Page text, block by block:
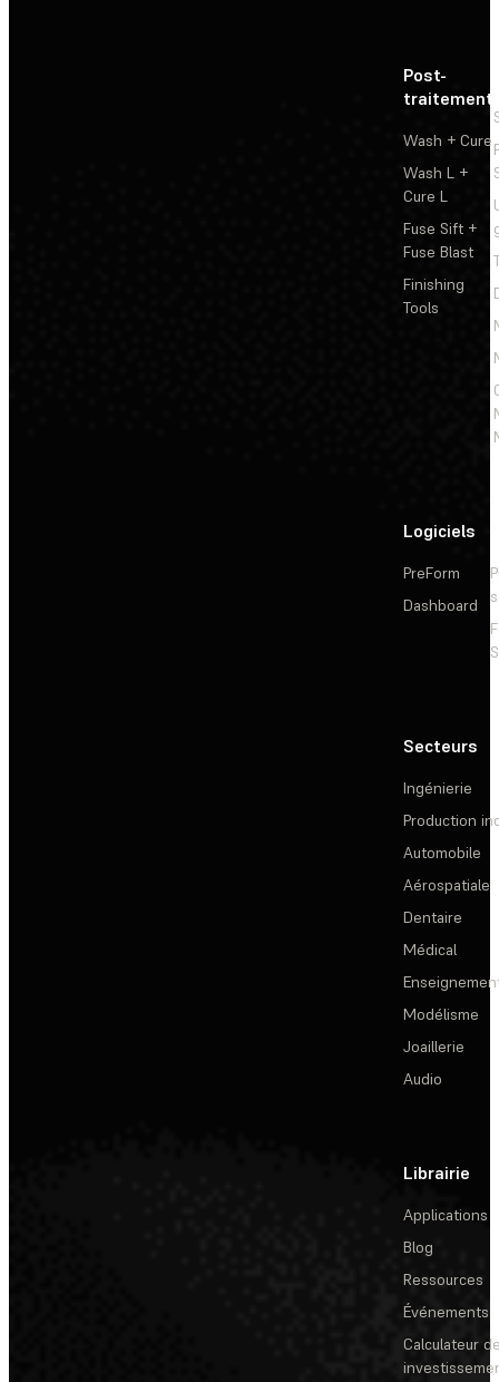
Post-
traitement
Wash + Cure
Wash L +
Cure L
Fuse Sift +
Fuse Blast
Finishing
Tools
Logiciels
PreForm
Dashboard
Secteurs
Ingénierie
Production
Automobile
Aérospatiale
Dentaire
Médical
Modélisme
Joaillerie
Audio
Librairie
Applications
Blog
Ressources
Événements
Calculateur